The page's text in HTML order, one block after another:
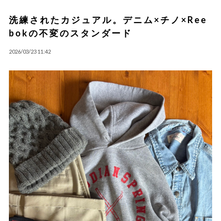
洗練されたカジュアル。デニム×チノ×Ree
bokの不変のスタンダード
2026/03/23 11:42